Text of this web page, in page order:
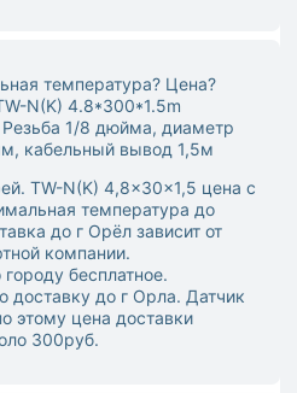
температура? Цена?
N(K) 4.8*300*1.5m
1/8 дюйма, диаметр
кабельный вывод 1,5м
TW-N(K) 4,8x30x1,5 цена с
температура до
до г Орёл зависит от
компании.
бесплатное.
доставку до г Орла. Датчик
этому цена доставки
300руб.